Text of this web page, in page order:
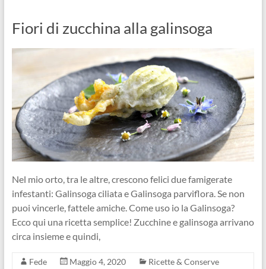
Fiori di zucchina alla galinsoga
Nel mio orto, tra le altre, crescono felici due famigerate
infestanti: Galinsoga ciliata e Galinsoga parviflora. Se non
puoi vincerle, fattele amiche. Come uso io la Galinsoga?
Ecco qui una ricetta semplice! Zucchine e galinsoga arrivano
circa insieme e quindi,
Fede Maggio 4, 2020
Ricette & Conserve